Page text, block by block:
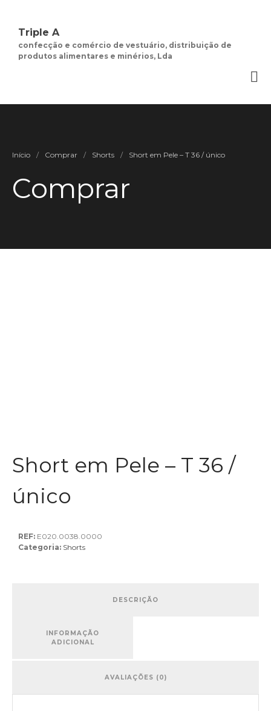
Moda Feminina
Social
Triple A
confecção e comércio de vestuário, distribuição de
produtos alimentares e minérios, Lda
Início / Comprar / Shorts / Short em Pele – T 36 / único
Comprar
Short em Pele – T 36 /
único
REF: E020.0038.0000
Categoria: Shorts
DESCRIÇÃO
INFORMAÇÃO
ADICIONAL
AVALIAÇÕES (0)